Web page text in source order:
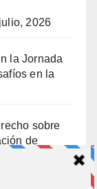
2026
la Jornada
en la
sobre
de